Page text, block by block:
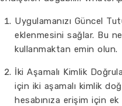
Uygulamanızı Güncel
eklenmesini sağlar. Bu
kullanmaktan emin olun.
İki Aşamalı Kimlik
için iki aşamalı kimlik
hesabınıza erişim için